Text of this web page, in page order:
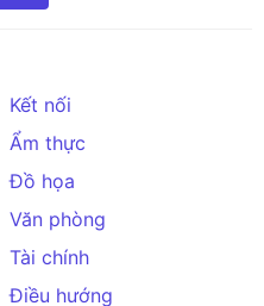
Kết nối
Ẩm thực
Đồ họa
Văn phòng
Tài chính
Điều hướng